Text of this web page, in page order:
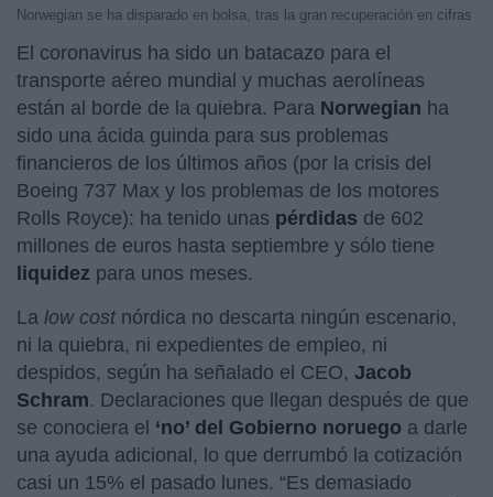
Norwegian se ha disparado en bolsa, tras la gran recuperación en cifras
El coronavirus ha sido un batacazo para el
transporte aéreo mundial y muchas aerolíneas
están al borde de la quiebra. Para Norwegian ha
sido una ácida guinda para sus problemas
financieros de los últimos años (por la crisis del
Boeing 737 Max y los problemas de los motores
Rolls Royce): ha tenido unas pérdidas de 602
millones de euros hasta septiembre y sólo tiene
liquidez para unos meses.
La low cost nórdica no descarta ningún escenario,
ni la quiebra, ni expedientes de empleo, ni
despidos, según ha señalado el CEO, Jacob
Schram. Declaraciones que llegan después de que
se conociera el ‘no’ del Gobierno noruego a darle
una ayuda adicional, lo que derrumbó la cotización
casi un 15% el pasado lunes. “Es demasiado